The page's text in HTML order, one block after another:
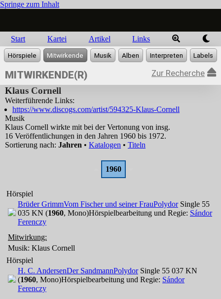
Springe zum Inhalt
Start Kartei Artikel Links
MITWIRKENDE(R) Zur Recherche
Klaus Cornell
Weiterführende Links:
https://www.discogs.com/artist/594325-Klaus-Cornell
Musik
Klaus Cornell wirkte mit bei der Vertonung von insg.
16 Veröffentlichungen in den Jahren 1960 bis 1972.
Sortierung nach: Jahren • Katalogen • Titeln
1960
Hörspiel
Brüder GrimmVom Fischer und seiner FrauPolydorSingle 55
035 KN (1960, Mono)Hörspielbearbeitung und Regie: Sándor
Ferenczy
Mitwirkung:
Musik: Klaus Cornell
Hörspiel
H. C. AndersenDer SandmannPolydorSingle 55 037 KN
(1960, Mono)Hörspielbearbeitung und Regie: Sándor
Ferenczy